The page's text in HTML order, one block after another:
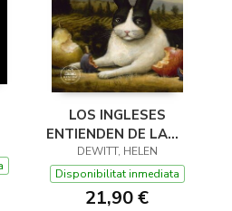
LOS INGLESES
ENTIENDEN DE LANA
(Y OTROS TRUCOS)
DEWITT, HELEN
Disponibilitat inmediata
21,90 €